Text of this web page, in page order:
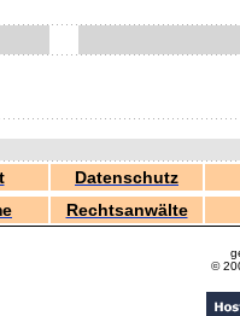
Datenschutz
Rechtsanwälte
©